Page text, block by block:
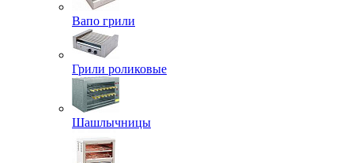
Вапо грили
Грили роликовые
Шашлычницы